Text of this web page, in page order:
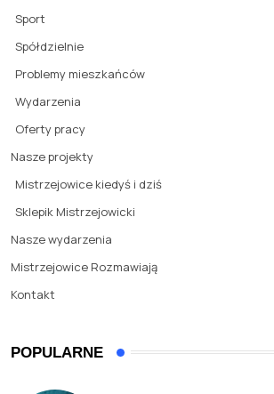
Sport
Spółdzielnie
Problemy mieszkańców
Wydarzenia
Oferty pracy
Nasze projekty
Mistrzejowice kiedyś i dziś
Sklepik Mistrzejowicki
Nasze wydarzenia
Mistrzejowice Rozmawiają
Kontakt
POPULARNE